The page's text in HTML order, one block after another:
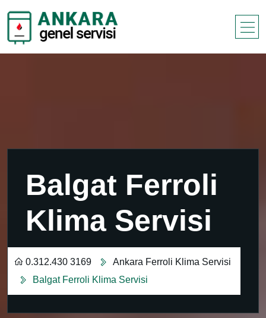
Balgat Ferroli
Klima Servisi
0.312.430 3169
Ankara Ferroli Klima Servisi
Balgat Ferroli Klima Servisi